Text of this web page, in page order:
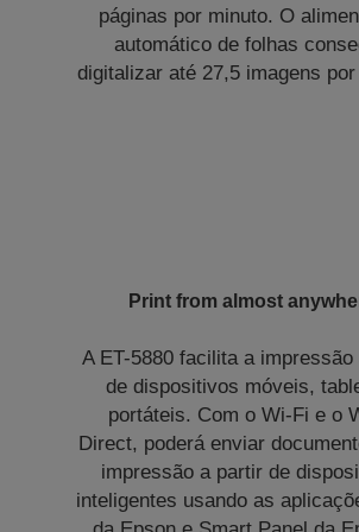
páginas por minuto. O
automático de folhas
digitalizar até 27,5 imagens por
Print from almost
A ET-5880 facilita a
de dispositivos móveis,
portáteis. Com o Wi-Fi e o
Direct, poderá enviar
impressão a partir de
inteligentes usando as